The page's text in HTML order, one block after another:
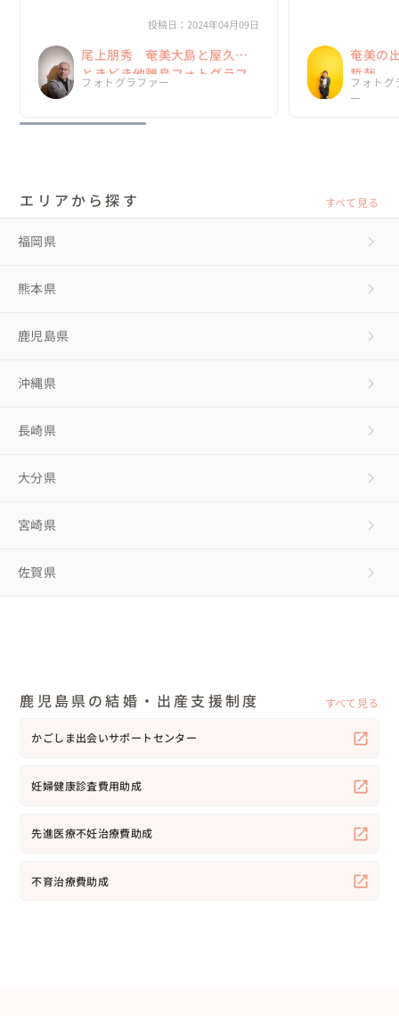
美容師さんにもお伝えください。とても可愛
ドレスコーデ...
投稿日：2024年04月09日
尾上朋秀 奄美大島と屋久島
ときどき他離島フォトグラフ
ァー
フォトグラファー
山下さんにやって
奄美の
哲哉
フォトグ
ー
エリアから探す すべて見る
福岡県
熊本県
鹿児島県
沖縄県
長崎県
大分県
宮崎県
佐賀県
鹿児島県の結婚・出産支援制度 すべて見る
かごしま出会いサポートセンター
妊婦健康診査費用助成
先進医療不妊治療費助成
不育治療費助成